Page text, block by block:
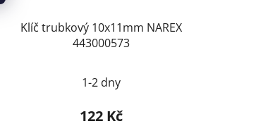
Klíč trubkový 10x11mm NAREX
443000573
1-2 dny
122 Kč